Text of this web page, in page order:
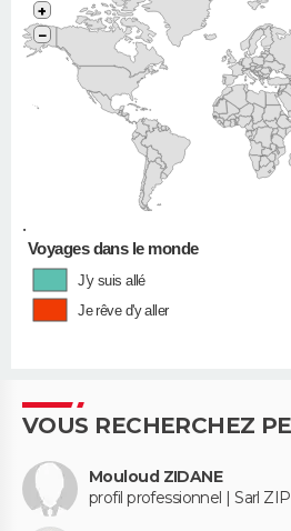
•
+
−
Voyages dans le monde
J'y suis allé
Je rêve d'y aller
VOUS RECHERCHEZ
Mouloud ZIDANE
profil professionnel | Sarl